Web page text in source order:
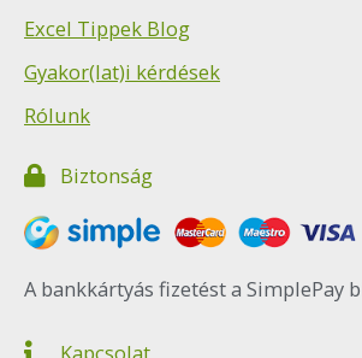
Excel Tippek Blog
Gyakor(lat)i kérdések
Rólunk
Biztonság
A bankkártyás fizetést a SimplePay